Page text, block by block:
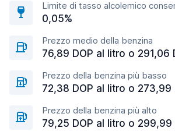
Limite di tasso alcolemico
0,05%
Prezzo medio della benzina
76,89 DOP al litro o 291,06
Prezzo della benzina più basso
72,38 DOP al litro o 273,99
Prezzo della benzina più alto
79,25 DOP al litro o 299,99